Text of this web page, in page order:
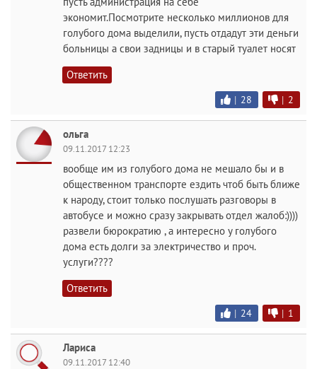
экономит.Посмотрите несколько миллионов для
голубого дома выделили, пусть отдадут эти деньги
больницы а свои задницы и в старый туалет носят
Ответить
| 28 | 2
ольга
09.11.2017 12:23
вообще им из голубого дома не мешало бы и в
общественном транспорте ездить чтоб быть ближе
к народу, стоит только послушать разговоры в
автобусе и можно сразу закрывать отдел жалоб:))))
развели бюрократию , а интересно у голубого
дома есть долги за электричество и проч.
услуги????
Ответить
| 24 | 1
Лариса
09.11.2017 12:40